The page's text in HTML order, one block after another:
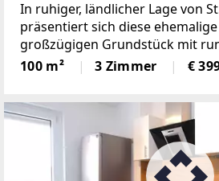
In ruhiger, ländlicher Lage von
präsentiert sich diese
großzügigen Grundstück mit
Die Liegenschaft vereint den
traditionellen Bauernhauses mit
100 m² 3 Zimmer €